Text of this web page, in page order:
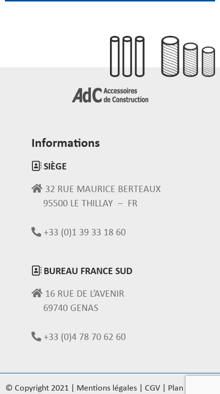
Informations
SIÈGE
32 RUE MAURICE BERTEAUX
95500 LE THILLAY – FR
+33 (0)1 39 33 18 60
BUREAU FRANCE SUD
16 RUE DE L’AVENIR
69740 GENAS
+33 (0)4 78 70 62 60
© Copyright 2021 Mentions légales CGV Plan du site